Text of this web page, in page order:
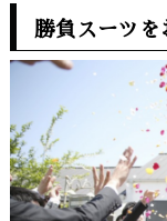
勝負スーツを